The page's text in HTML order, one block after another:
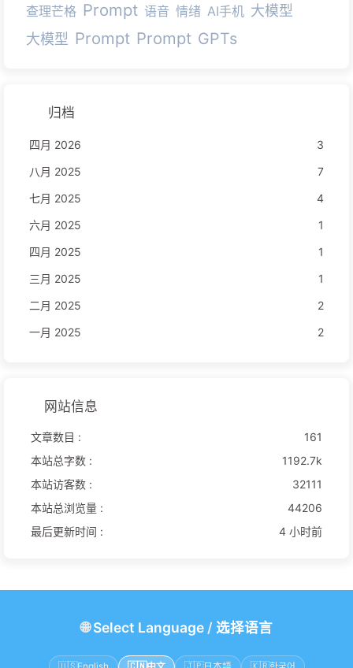
查理芒格 Prompt 语音 情绪 AI手机 大模型
大模型 Prompt Prompt GPTs
归档
四月 2026
3
八月 2025
7
七月 2025
4
六月 2025
1
四月 2025
1
三月 2025
1
二月 2025
2
一月 2025
2
网站信息
文章数目 :
161
本站总字数 :
1192.7k
本站访客数 :
32111
本站总浏览量 :
44206
最后更新时间 :
4 小时前
🌐Select Language/ 选择语言